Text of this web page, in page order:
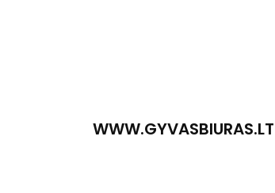
WWW.GYVASBIURAS.LT